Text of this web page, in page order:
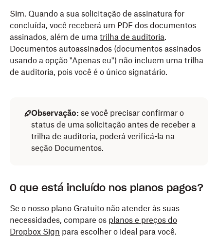
Sim. Quando a sua solicitação de assinatura for
concluída, você receberá um PDF dos documentos
assinados, além de uma trilha de auditoria.
Documentos autoassinados (documentos assinados
usando a opção "Apenas eu") não incluem uma trilha
de auditoria, pois você é o único signatário.
Observação: se você precisar confirmar o
status de uma solicitação antes de receber a
trilha de auditoria, poderá verificá-la na
seção Documentos.
O que está incluído nos planos pagos?
Se o nosso plano Gratuito não atender às suas
necessidades, compare os planos e preços do
Dropbox Sign para escolher o ideal para você.